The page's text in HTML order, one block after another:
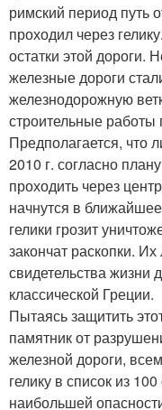
римский период путь
проходил через
остатки этой дороги.
железные дороги
железнодорожную
строительные
Предполагается, что
2010 г. согласно
проходить через
начнутся в
гелики грозит
закончат раскопки.
свидетельства жизни
классической Греции.
Пытаясь защитить
памятник от
железной дороги,
гелику в список из
наибольшей